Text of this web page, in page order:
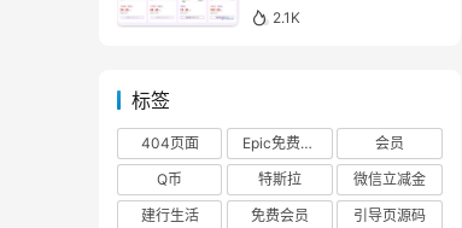
2.1K
标签
404页面 Epic免费游戏
会员
Q币
特斯拉
微信立减金
建行生活
免费会员 引导页源码